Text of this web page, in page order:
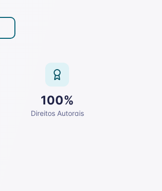
100%
Direitos Autorais